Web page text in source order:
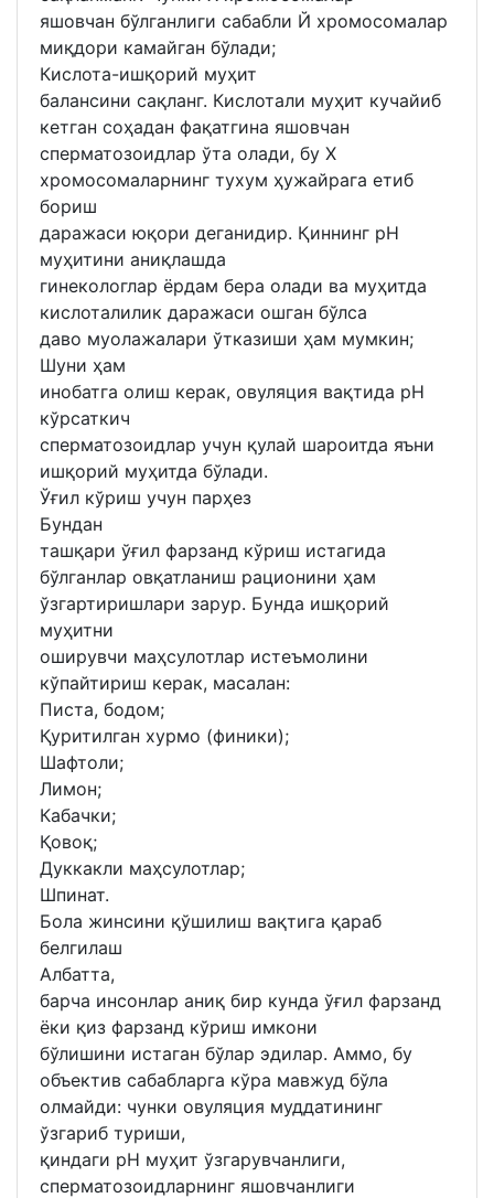
яшовчан бўлганлиги сабабли Й хромосомалар
миқдори камайган бўлади;
Кислота-ишқорий муҳит
балансини сақланг. Кислотали муҳит кучайиб
кетган соҳадан фақатгина яшовчан
сперматозоидлар ўта олади, бу Х
хромосомаларнинг тухум ҳужайрага етиб
бориш
даражаси юқори деганидир. Қиннинг pH
муҳитини аниқлашда
гинекологлар ёрдам бера олади ва муҳитда
кислоталилик даражаси ошган бўлса
даво муолажалари ўтказиши ҳам мумкин;
Шуни ҳам
инобатга олиш керак, овуляция вақтида pH
кўрсаткич
сперматозоидлар учун қулай шароитда яъни
ишқорий муҳитда бўлади.
Ўғил кўриш учун парҳез
Бундан
ташқари ўғил фарзанд кўриш истагида
бўлганлар овқатланиш рационини ҳам
ўзгартиришлари зарур. Бунда ишқорий
муҳитни
оширувчи маҳсулотлар истеъмолини
кўпайтириш керак, масалан:
Писта, бодом;
Қуритилган хурмо (финики);
Шафтоли;
Лимон;
Кабачки;
Қовоқ;
Дуккакли маҳсулотлар;
Шпинат.
Бола жинсини қўшилиш вақтига қараб
белгилаш
Албатта,
барча инсонлар аниқ бир кунда ўғил фарзанд
ёки қиз фарзанд кўриш имкони
бўлишини истаган бўлар эдилар. Аммо, бу
объектив сабабларга кўра мавжуд бўла
олмайди: чунки овуляция муддатининг
ўзгариб туриши,
қиндаги pH муҳит ўзгарувчанлиги,
сперматозоидларнинг яшовчанлиги